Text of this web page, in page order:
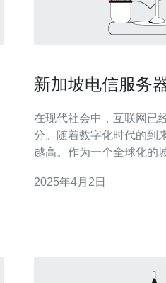
新加坡电信服务
在现代社会中，互联网已
分。随着数字化时代的到
越高。作为一个全球化的
加坡电信服务器的特点和优势。 新加坡电信服
2025年4月2日